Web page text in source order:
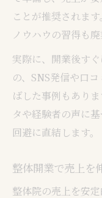
ことが推奨されま
ノウハウの習得も
実際に、開業後す
の、SNS発信や口
ばした事例もあり
タや経験者の声に
回避に直結します。
整体開業で売上を
整体院の売上を安